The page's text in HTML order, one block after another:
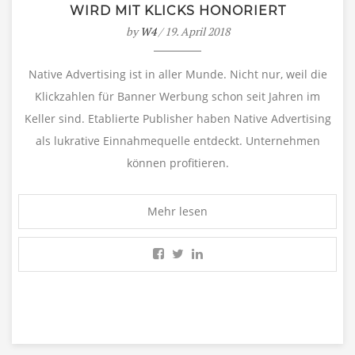
WIRD MIT KLICKS HONORIERT
byW4/ 19. April 2018
Native Advertising ist in aller Munde. Nicht nur, weil die
Klickzahlen für Banner Werbung schon seit Jahren im
Keller sind. Etablierte Publisher haben Native Advertising
als lukrative Einnahmequelle entdeckt. Unternehmen
können profitieren.
Mehr lesen